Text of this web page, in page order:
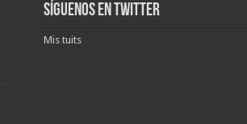
Síguenos en Twitter
Mis tuits